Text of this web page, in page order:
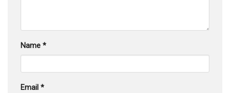
Name *
Email *